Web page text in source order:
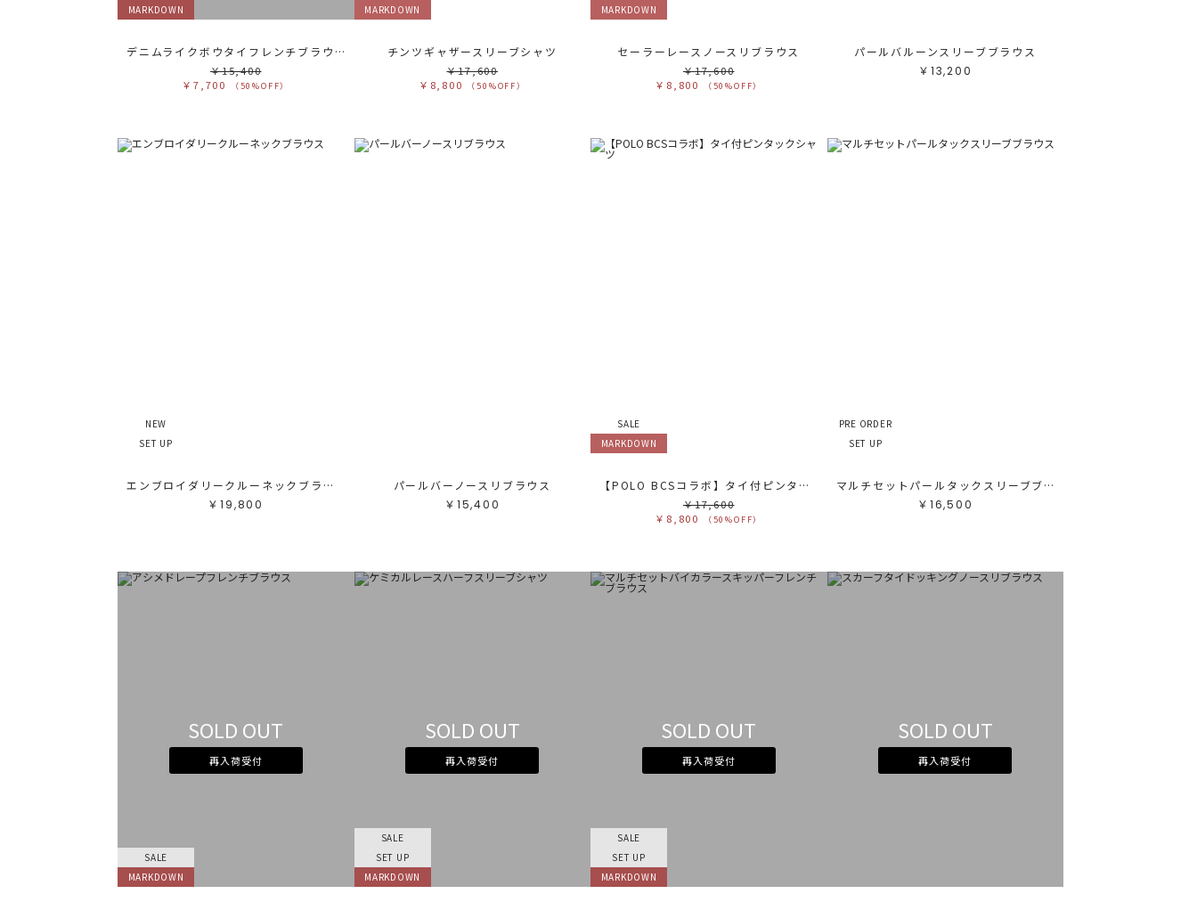
MARKDOWN
デニムライクボウタイフレンチブラウス
￥15,400
￥7,700
（50%OFF）
MARKDOWN
チンツギャザースリーブシャツ
￥17,600
￥8,800
（50%OFF）
MARKDOWN
セーラーレースノースリブラウス
￥17,600
￥8,800
（50%OFF）
パールバルーンスリーブブラウス
￥13,200
NEW
SET UP
エンブロイダリークルーネックブラウス
￥19,800
パールバーノースリブラウス
￥15,400
SALE
MARKDOWN
【POLO BCSコラボ】タイ付ピンタックシャツ
￥17,600
￥8,800
（50%OFF）
PRE ORDER
SET UP
マルチセットパールタックスリーブブラウス
￥16,500
SOLD OUT
再入荷受付
SALE
MARKDOWN
SOLD OUT
再入荷受付
SALE
SET UP
MARKDOWN
SOLD OUT
再入荷受付
SALE
SET UP
MARKDOWN
SOLD OUT
再入荷受付